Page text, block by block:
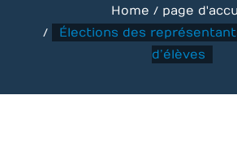
Home
page
Élections des
d’élèves